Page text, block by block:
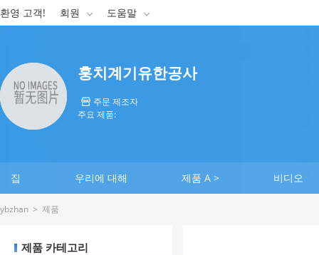
환영 고객! 회원  도움말 
훙치계기유한공사
 주문 제조자
주요 제품:
집 우리에 대해 제품 A > 비디오
ybzhan > 제품
제품 카테고리